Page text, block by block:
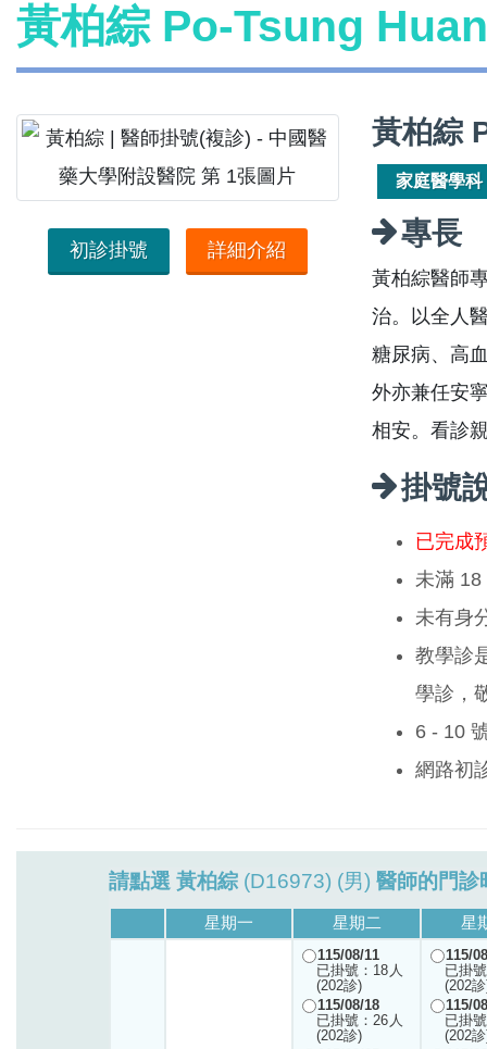
黃柏綜 Po-Tsung
初診掛號 詳細介紹
黃柏綜
家庭醫學科
專長
黃柏綜醫師
治。以全人
糖尿病、高
外亦兼任安
相安。看診
掛號
已完成
未滿 18
未有身
教學診
學診，
6 - 10
網路初